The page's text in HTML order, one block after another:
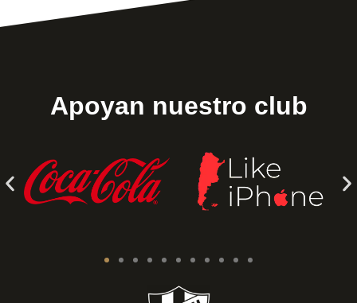
Apoyan nuestro club